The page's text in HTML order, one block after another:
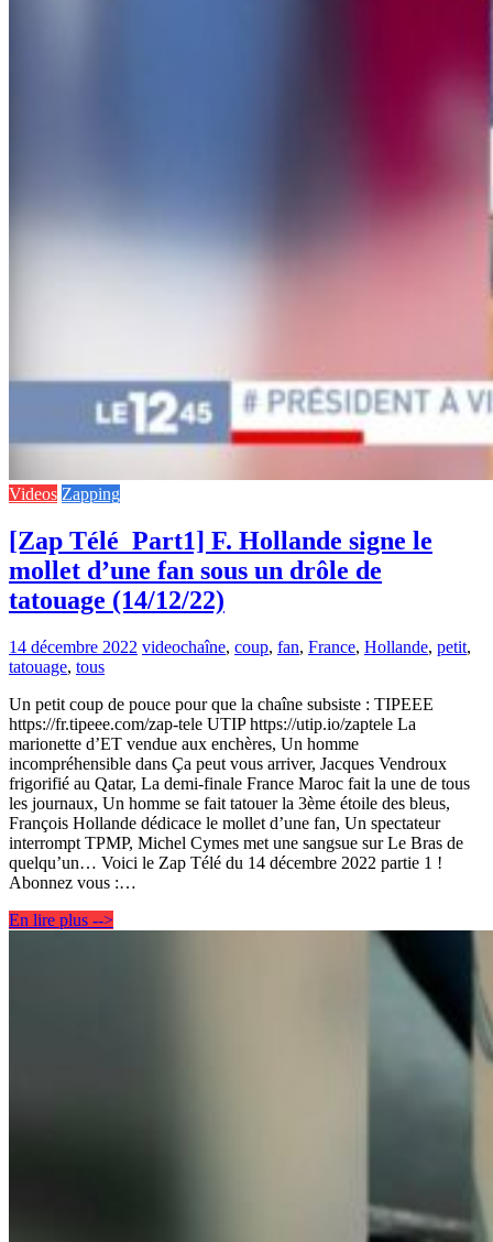
Videos Zapping
[Zap Télé_Part1] F. Hollande signe le
mollet d’une fan sous un drôle de
tatouage (14/12/22)
14 décembre 2022 videochaîne, coup, fan, France, Hollande, petit,
tatouage, tous
Un petit coup de pouce pour que la chaîne subsiste : TIPEEE
https://fr.tipeee.com/zap-tele UTIP https://utip.io/zaptele La
marionette d’ET vendue aux enchères, Un homme
incompréhensible dans Ça peut vous arriver, Jacques Vendroux
frigorifié au Qatar, La demi-finale France Maroc fait la une de tous
les journaux, Un homme se fait tatouer la 3ème étoile des bleus,
François Hollande dédicace le mollet d’une fan, Un spectateur
interrompt TPMP, Michel Cymes met une sangsue sur Le Bras de
quelqu’un… Voici le Zap Télé du 14 décembre 2022 partie 1 !
Abonnez vous :…
En lire plus -->